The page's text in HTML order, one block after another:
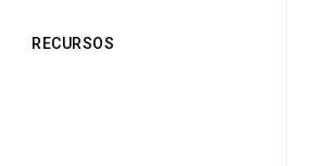
RECURSOS